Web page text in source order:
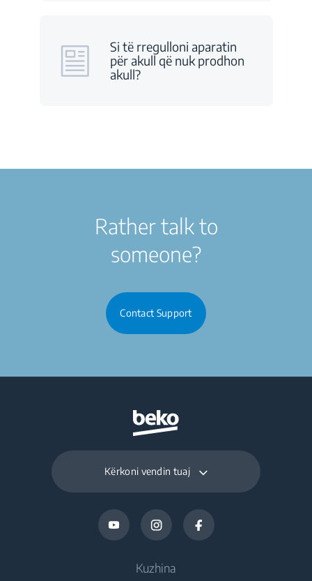
Si të rregulloni aparatin
për akull që nuk prodhon
akull?
Rather talk to
someone?
Contact Support
Kërkoni vendin tuaj
Kuzhina